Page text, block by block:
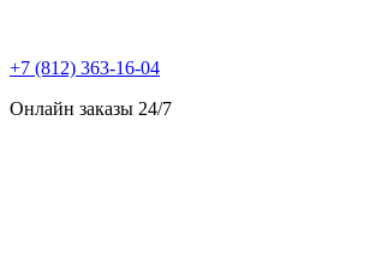
+7 (812) 363-16-04
Онлайн заказы 24/7